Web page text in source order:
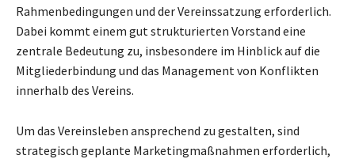
Rahmenbedingungen und der Vereinssatzung erforderlich.
Dabei kommt einem gut strukturierten Vorstand eine
zentrale Bedeutung zu, insbesondere im Hinblick auf die
Mitgliederbindung und das Management von Konflikten
innerhalb des Vereins.
Um das Vereinsleben ansprechend zu gestalten, sind
strategisch geplante Marketingmaßnahmen erforderlich,